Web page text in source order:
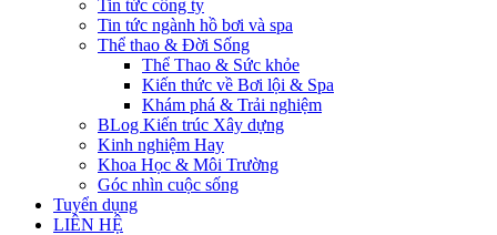
Tin tức công ty
Tin tức ngành hồ bơi và spa
Thể thao & Đời Sống
Thể Thao & Sức khỏe
Kiến thức về Bơi lội & Spa
Khám phá & Trải nghiệm
BLog Kiến trúc Xây dựng
Kinh nghiệm Hay
Khoa Học & Môi Trường
Góc nhìn cuộc sống
Tuyển dụng
LIÊN HỆ